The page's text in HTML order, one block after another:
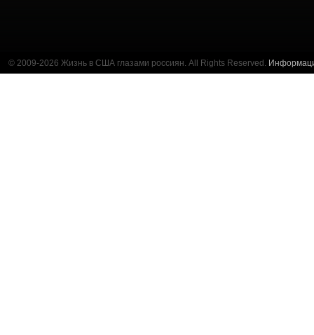
© 2009-2026 Жизнь в США глазами россиян. All Rights Reserved.